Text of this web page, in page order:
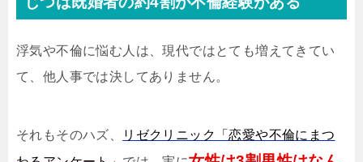
浮気や不倫に悩む人は、現代ではとても増えてきてい
て、他人事では決してありません。
それもそのハズ、
リゼクリニック「恋愛や不倫にまつ